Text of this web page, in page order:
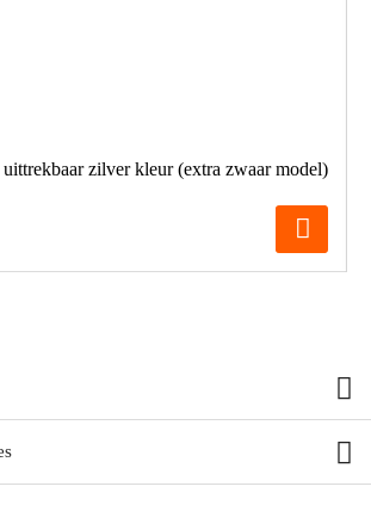
uittrekbaar zilver kleur (extra zwaar model)